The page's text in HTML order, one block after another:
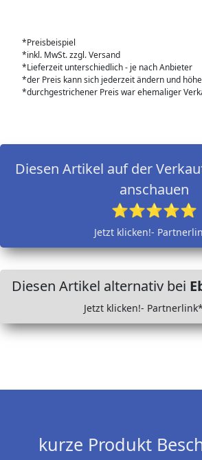
*Preisbeispiel
*inkl. MwSt. zzgl. Versand
*Lieferzeit unterschiedlich - je nach Anbieter
*der Preis kann sich jederzeit ändern und
*durchgestrichener Preis war ehemaliger
Diesen Artikel auf der
anschauen
⭐⭐⭐⭐⭐
Jetzt klicken!-
Diesen Artikel alternativ bei
Jetzt klicken!- Partnerlink*
kurze Produkt